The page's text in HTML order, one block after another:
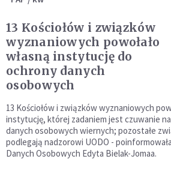
13 Kościołów i związków
wyznaniowych powołało
własną instytucję do
ochrony danych
osobowych
13 Kościołów i związków wyznaniowych
instytucję, której zadaniem jest czuwanie
danych osobowych wiernych; pozostałe
podlegają nadzorowi UODO -
Danych Osobowych Edyta Bielak-Jomaa.